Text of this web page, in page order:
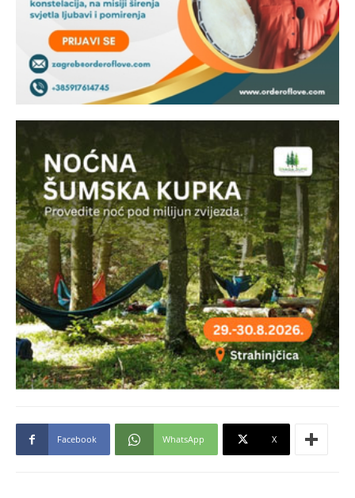
Facebook WhatsApp X